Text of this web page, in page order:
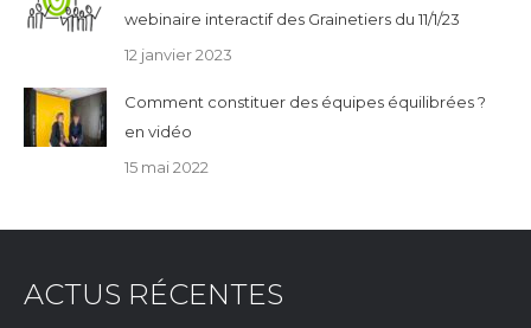
webinaire interactif des Grainetiers du 11/1/23
12 janvier 2023
Comment constituer des équipes équilibrées ?
en vidéo
15 mai 2022
ACTUS RÉCENTES